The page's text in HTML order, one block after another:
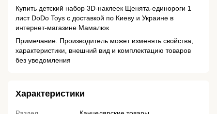
Купить детский набор 3D-наклеек Щенята-единороги 1
лист DoDo Toys с доставкой по Киеву и Украине в
интернет-магазине Мамалюк
Примечание: Производитель может изменять свойства,
характеристики, внешний вид и комплектацию товаров
без уведомления
Характеристики